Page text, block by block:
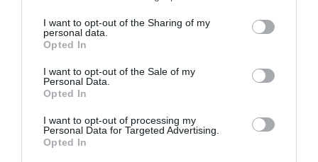
I want to opt-out of the Sharing of my
personal data.
Opted In
I want to opt-out of the Sale of my
Personal Data.
Opted In
I want to opt-out of processing my
Personal Data for Targeted Advertising.
Opted In